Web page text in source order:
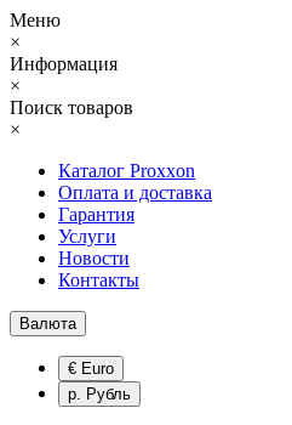
Меню
×
Информация
×
Поиск товаров
×
Каталог Proxxon
Оплата и доставка
Гарантия
Услуги
Новости
Контакты
Валюта
€ Euro
р. Рубль